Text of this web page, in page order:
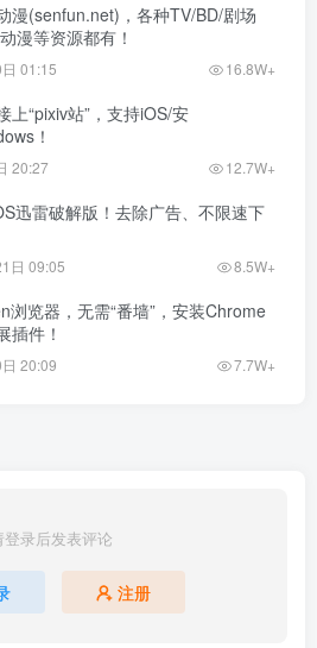
漫(senfun.net)，各种TV/BD/剧场
漫等资源都有！
01:15 16.8W+
上“pixiv站”，支持iOS/安
！
20:27 12.7W+
迅雷破解版！去除广告、不限速下
日 09:05 8.5W+
浏览器，无需“番墙”，安装Chrome
插件！
20:09 7.7W+
登录后发表评论
注册